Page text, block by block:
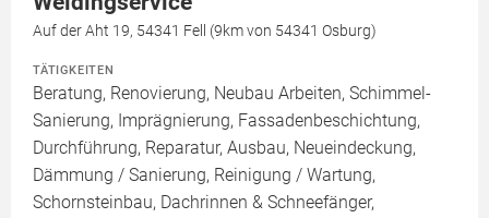
Auf der Aht 19, 54341 Fell (9km von 54341 Osburg)
TÄTIGKEITEN
Beratung, Renovierung, Neubau Arbeiten, Schimmel-
Sanierung, Imprägnierung, Fassadenbeschichtung,
Durchführung, Reparatur, Ausbau, Neueindeckung,
Dämmung / Sanierung, Reinigung / Wartung,
Schornsteinbau, Dachrinnen & Schneefänger,